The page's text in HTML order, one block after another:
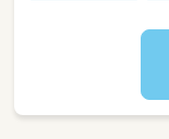
います
０７：